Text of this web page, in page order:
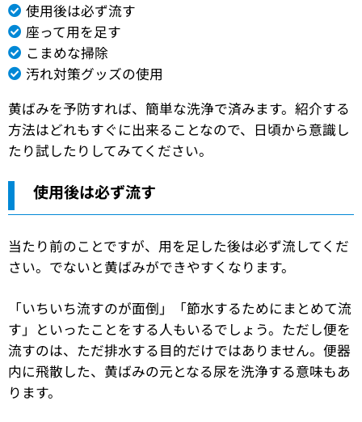
使用後は必ず流す
座って用を足す
こまめな掃除
汚れ対策グッズの使用
黄ばみを予防すれば、簡単な洗浄で済みます。紹介する
方法はどれもすぐに出来ることなので、日頃から意識し
たり試したりしてみてください。
使用後は必ず流す
当たり前のことですが、用を足した後は必ず流してくだ
さい。でないと黄ばみができやすくなります。
「いちいち流すのが面倒」「節水するためにまとめて流
す」といったことをする人もいるでしょう。ただし便を
流すのは、ただ排水する目的だけではありません。便器
内に飛散した、黄ばみの元となる尿を洗浄する意味もあ
ります。